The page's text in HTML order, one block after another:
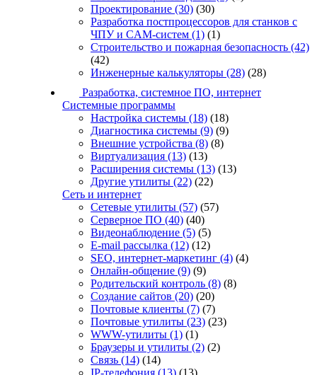
Проектирование (30) (30)
Разработка постпроцессоров для станков с
ЧПУ и CAM-систем (1) (1)
Строительство и пожарная безопасность (42)
(42)
Инженерные калькуляторы (28) (28)
Разработка, системное ПО, интернет
Системные программы
Настройка системы (18) (18)
Диагностика системы (9) (9)
Внешние устройства (8) (8)
Виртуализация (13) (13)
Расширения системы (13) (13)
Другие утилиты (22) (22)
Сеть и интернет
Сетевые утилиты (57) (57)
Серверное ПО (40) (40)
Видеонаблюдение (5) (5)
E-mail рассылка (12) (12)
SEO, интернет-маркетинг (4) (4)
Онлайн-общение (9) (9)
Родительский контроль (8) (8)
Создание сайтов (20) (20)
Почтовые клиенты (7) (7)
Почтовые утилиты (23) (23)
WWW-утилиты (1) (1)
Браузеры и утилиты (2) (2)
Связь (14) (14)